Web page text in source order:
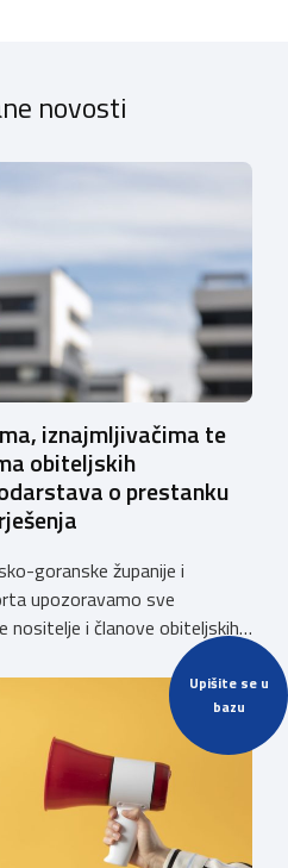
Upišite se u
bazu
novosti
iznajmljivačima te
obiteljskih
o prestanku
goranske županije i
upozoravamo sve
nositelje i članove obiteljskih
o prestanku važenja
sukladno Zakonu o
podsjeća da se od
ne mogu podnositi novi
rješenja, dok već izdana